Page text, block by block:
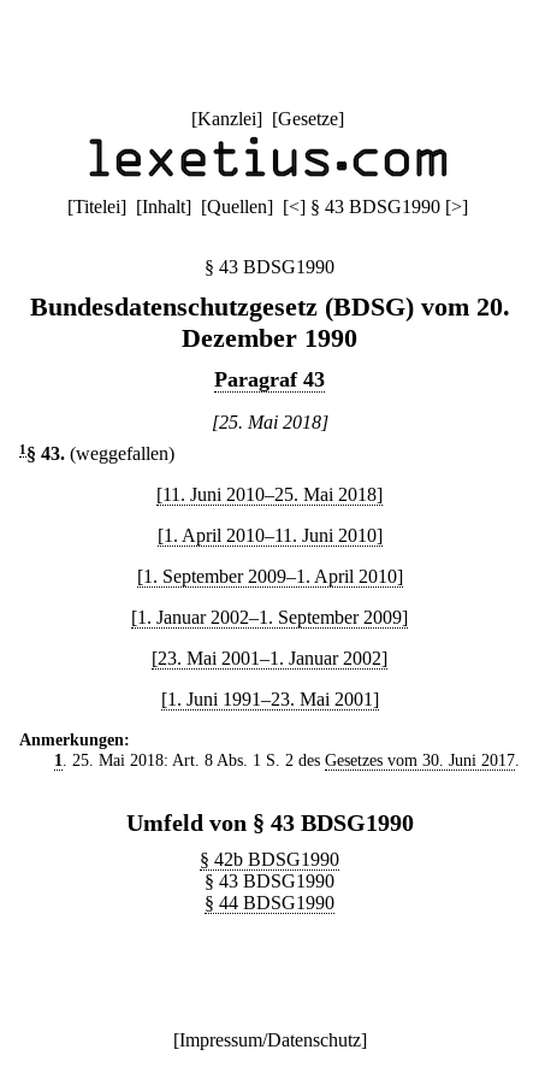
[Kanzlei] [Gesetze]
[Titelei] [Inhalt] [Quellen] [<] § 43 BDSG1990 [>]
§ 43 BDSG1990
Bundesdatenschutzgesetz (BDSG) vom 20.
Dezember 1990
Paragraf 43
[25. Mai 2018]
1 § 43. (weggefallen)
[11. Juni 2010–25. Mai 2018]
[1. April 2010–11. Juni 2010]
[1. September 2009–1. April 2010]
[1. Januar 2002–1. September 2009]
[23. Mai 2001–1. Januar 2002]
[1. Juni 1991–23. Mai 2001]
Anmerkungen:
1
. 25. Mai 2018: Art. 8 Abs. 1 S. 2 des Gesetzes vom 30. Juni 2017.
Umfeld von § 43 BDSG1990
§ 42b BDSG1990
§ 43 BDSG1990
§ 44 BDSG1990
[Impressum/Datenschutz]